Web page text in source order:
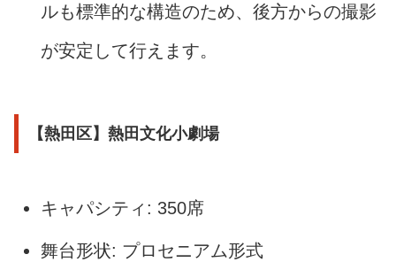
ルも標準的な構造のため、後方からの撮影
が安定して行えます。
【熱田区】熱田文化小劇場
キャパシティ: 350席
舞台形状: プロセニアム形式